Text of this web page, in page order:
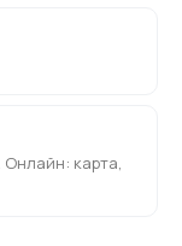
карта,